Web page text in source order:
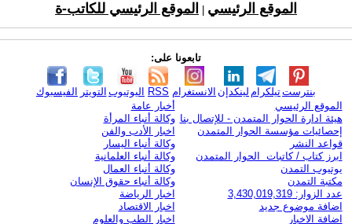
الموقع الرئيسي الموقع الرئيسي للكاتب-ة
تابعونا على:
الفيسبوك التويتر اليوتيوب RSS الانستغرام لينكدإن تيلكرامبنترست
الموقع الرئيسي
هيئة ادارة الحوار المتمدن - للإتصال بنا
إحصائيات مؤسسة الحوار المتمدن
قواعد النشر
ابرز كتاب / كاتبات الحوار المتمدن
يوتيوب التمدن
مكتبة التمدن
عدد الزوار: 3,430,019,319
اضافة موضوع جديد
اضافة الاخبار
أخبار عامة
وكالة أنباء المرأة
اخبار الأدب والفن
وكالة أنباء اليسار
وكالة أنباء العلمانية
وكالة أنباء العمال
وكالة أنباء حقوق الإنسان
اخبار الرياضة
اخبار الاقتصاد
اخبار الطب والعلوم